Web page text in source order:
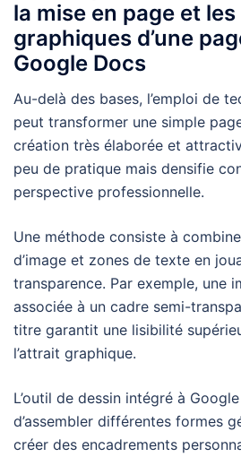
la mise en page et
graphiques d’une
Google Docs
Au-delà des bases, l’emploi de
peut transformer une simple
création très élaborée et
peu de pratique mais densifie
perspective professionnelle.
Une méthode consiste à
d’image et zones de texte en
transparence. Par exemple, une
associée à un cadre semi-
titre garantit une lisibilité
l’attrait graphique.
L’outil de dessin intégré à
d’assembler différentes formes
créer des encadrements